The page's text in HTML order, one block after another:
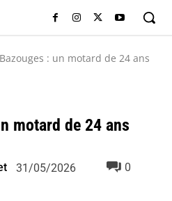
: un motard de 24 ans
motard de 24 ans
31/05/2026
0